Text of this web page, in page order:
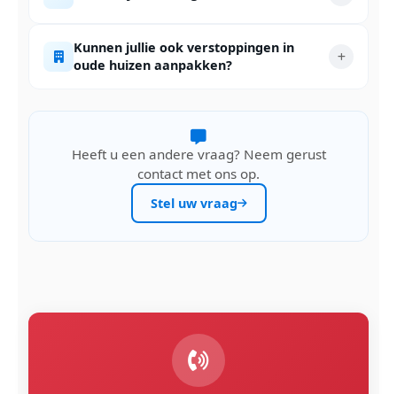
Kunnen jullie ook verstoppingen in
oude huizen aanpakken?
Heeft u een andere vraag? Neem gerust
contact met ons op.
Stel uw vraag